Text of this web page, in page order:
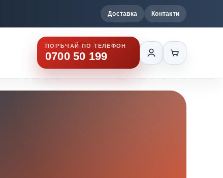
Доставка Контакти
ПОРЪЧАЙ ПО ТЕЛЕФОН
0700 50 199